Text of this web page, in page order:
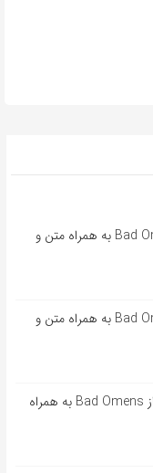
آهنگ انگلیسی Specter از Bad Omens به همراه متن و
آهنگ انگلیسی Impose از Bad Omens به همراه متن و
آهنگ انگلیسی Dying To Love از Bad Omens به همراه